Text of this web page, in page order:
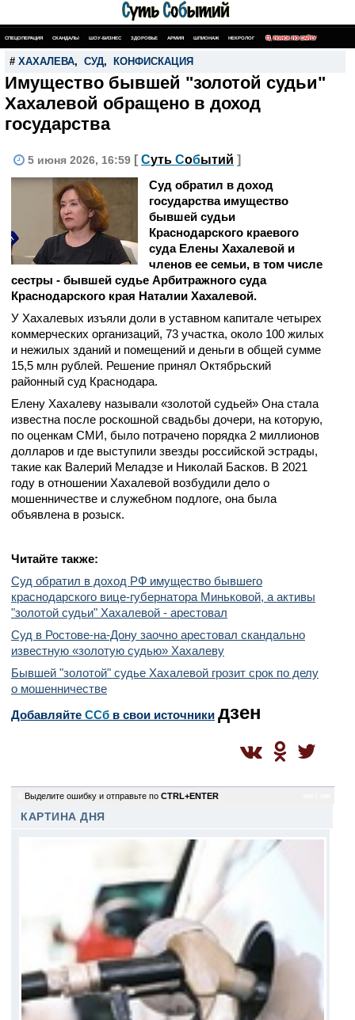
СПЕЦОПЕРАЦИЯ СКАНДАЛЫ ШОУ-БИЗНЕС ЗДОРОВЬЕ АРМИЯ ШПИОНАЖ НЕКРОЛОГ ПОИСК ПО САЙТУ
# ХАХАЛЕВА, СУД, КОНФИСКАЦИЯ
Имущество бывшей "золотой судьи"
Хахалевой обращено в доход
государства
5 июня 2026, 16:59 [ Суть Событий ]
Суд обратил в доход
государства имущество
бывшей судьи
Краснодарского краевого
суда Елены Хахалевой и
членов ее семьи, в том числе
сестры - бывшей судье Арбитражного суда
Краснодарского края Наталии Хахалевой.
У Хахалевых изъяли доли в уставном капитале четырех
коммерческих организаций, 73 участка, около 100 жилых
и нежилых зданий и помещений и деньги в общей сумме
15,5 млн рублей. Решение принял Октябрьский
районный суд Краснодара.
Елену Хахалеву называли «золотой судьей» Она стала
известна после роскошной свадьбы дочери, на которую,
по оценкам СМИ, было потрачено порядка 2 миллионов
долларов и где выступили звезды российской эстрады,
такие как Валерий Меладзе и Николай Басков. В 2021
году в отношении Хахалевой возбудили дело о
мошенничестве и служебном подлоге, она была
объявлена в розыск.
Читайте также:
Суд обратил в доход РФ имущество бывшего
краснодарского вице-губернатора Миньковой, а активы
"золотой судьи" Хахалевой - арестовал
Суд в Ростове-на-Дону заочно арестовал скандально
известную «золотую судью» Хахалеву
Бывшей "золотой" судье Хахалевой грозит срок по делу
о мошенничестве
Добавляйте CСб в свои источники дзен
Выделите ошибку и отправьте по CTRL+ENTER
КАРТИНА ДНЯ